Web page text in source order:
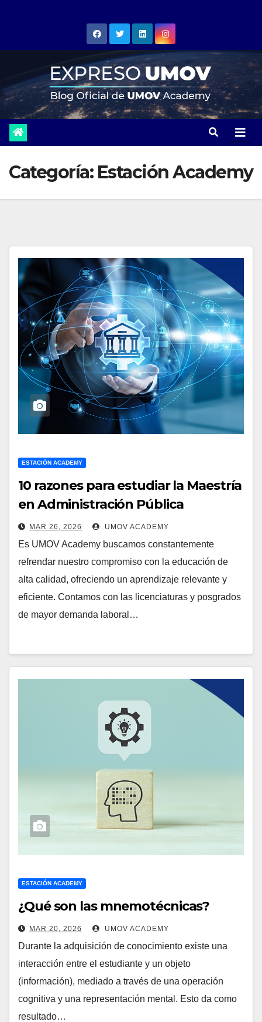
Categoría: Estación Academy
ESTACIÓN ACADEMY
10 razones para estudiar la Maestría
en Administración Pública
MAR 26, 2026 UMOV ACADEMY
Es UMOV Academy buscamos constantemente
refrendar nuestro compromiso con la educación de
alta calidad, ofreciendo un aprendizaje relevante y
eficiente. Contamos con las licenciaturas y posgrados
de mayor demanda laboral…
ESTACIÓN ACADEMY
¿Qué son las mnemotécnicas?
MAR 20, 2026 UMOV ACADEMY
Durante la adquisición de conocimiento existe una
interacción entre el estudiante y un objeto
(información), mediado a través de una operación
cognitiva y una representación mental. Esto da como
resultado…